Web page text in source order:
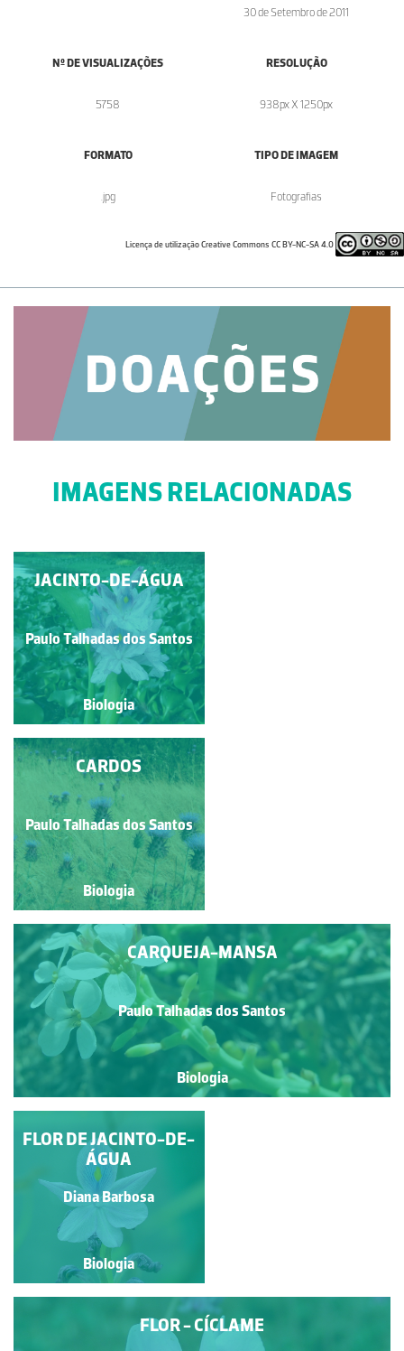
30 de Setembro de 2011
Nº DE VISUALIZAÇÕES
5758
RESOLUÇÃO
938px X 1250px
FORMATO
.jpg
TIPO DE IMAGEM
Fotografias
Licença de utilização Creative Commons CC BY-NC-SA 4.0
IMAGENS RELACIONADAS
AMOR-PERFEITO
Guilherme Monteiro
Biologia
JACINTO-DE-ÁGUA
Paulo Talhadas dos Santos
Biologia
AMENDOEIRA
Paulo Talhadas dos Santos
Biologia
CARDOS
Paulo Talhadas dos Santos
Biologia
CARQUEJA-MANSA
Paulo Talhadas dos Santos
Biologia
GOIVINHO-DA-PRAIA
Paulo Talhadas dos Santos
Biologia
FLOR DE JACINTO-DE-
ÁGUA
Diana Barbosa
Biologia
FLOR - CÍCLAME